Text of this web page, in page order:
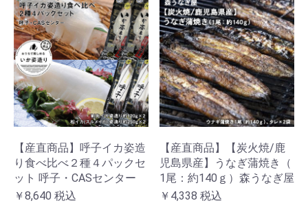
【産直商品】呼子イカ姿造
り食べ比べ２種４パックセ
ット 呼子・CASセンター
￥8,640 税込
【産直商品】【炭火焼/鹿
児島県産】うなぎ蒲焼き（
1尾：約140ｇ）森うなぎ屋
￥4,338 税込